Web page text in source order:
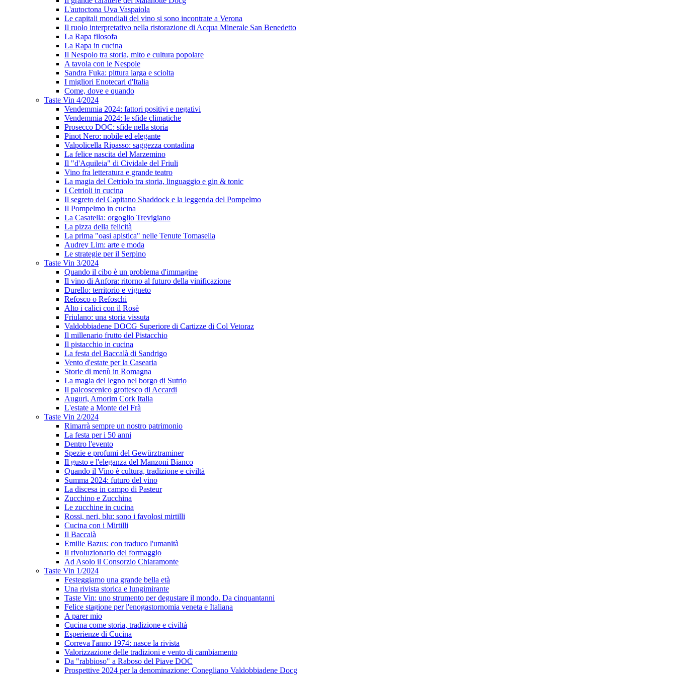
L'autoctona Uva Vaspaiola
Le capitali mondiali del vino si sono incontrate a Verona
Il ruolo interpretativo nella ristorazione di Acqua Minerale San Benedetto
La Rapa filosofa
La Rapa in cucina
Il Nespolo tra storia, mito e cultura popolare
A tavola con le Nespole
Sandra Fuka: pittura larga e sciolta
I migliori Enotecari d'Italia
Come, dove e quando
Taste Vin 4/2024
Vendemmia 2024: fattori positivi e negativi
Vendemmia 2024: le sfide climatiche
Prosecco DOC: sfide nella storia
Pinot Nero: nobile ed elegante
Valpolicella Ripasso: saggezza contadina
La felice nascita del Marzemino
Il "d'Aquileia" di Cividale del Friuli
Vino fra letteratura e grande teatro
La magia del Cetriolo tra storia, linguaggio e gin & tonic
I Cetrioli in cucina
Il segreto del Capitano Shaddock e la leggenda del Pompelmo
Il Pompelmo in cucina
La Casatella: orgoglio Trevigiano
La pizza della felicità
La prima "oasi apistica" nelle Tenute Tomasella
Audrey Lim: arte e moda
Le strategie per il Serpino
Taste Vin 3/2024
Quando il cibo è un problema d'immagine
Il vino di Anfora: ritorno al futuro della vinificazione
Durello: territorio e vigneto
Refosco o Refoschi
Alto i calici con il Rosè
Friulano: una storia vissuta
Valdobbiadene DOCG Superiore di Cartizze di Col Vetoraz
Il millenario frutto del Pistacchio
Il pistacchio in cucina
La festa del Baccalà di Sandrigo
Vento d'estate per la Casearia
Storie di menù in Romagna
La magia del legno nel borgo di Sutrio
Il palcoscenico grottesco di Accardi
Auguri, Amorim Cork Italia
L'estate a Monte del Frà
Taste Vin 2/2024
Rimarrà sempre un nostro patrimonio
La festa per i 50 anni
Dentro l'evento
Spezie e profumi del Gewürztraminer
Il gusto e l'eleganza del Manzoni Bianco
Quando il Vino è cultura, tradizione e civiltà
Summa 2024: futuro del vino
La discesa in campo di Pasteur
Zucchino e Zucchina
Le zucchine in cucina
Rossi, neri, blu: sono i favolosi mirtilli
Cucina con i Mirtilli
Il Baccalà
Emilie Bazus: con traduco l'umanità
Il rivoluzionario del formaggio
Ad Asolo il Consorzio Chiaramonte
Taste Vin 1/2024
Festeggiamo una grande bella età
Una rivista storica e lungimirante
Taste Vin: uno strumento per degustare il mondo. Da cinquantanni
Felice stagione per l'enogastornomia veneta e Italiana
A parer mio
Cucina come storia, tradizione e civiltà
Esperienze di Cucina
Correva l'anno 1974: nasce la rivista
Valorizzazione delle tradizioni e vento di cambiamento
Da "rabbioso" a Raboso del Piave DOC
Prospettive 2024 per la denominazione: Conegliano Valdobbiadene Docg